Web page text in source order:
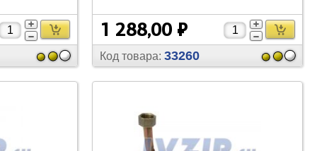
Вентили запорные
1 288,00 ₽
Код товара: 33260